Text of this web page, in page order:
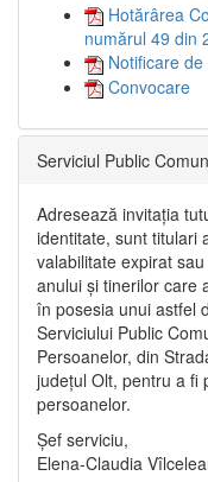
Hotărârea
numărul 49 din
Notificare
Convocare
Serviciul Public
Adresează invitația
identitate, sunt titulari
valabilitate expirat
anului și tinerilor care
în posesia unui astfel
Serviciului Public
Persoanelor, din
județul Olt, pentru a fi
persoanelor.
Șef serviciu,
Elena-Claudia